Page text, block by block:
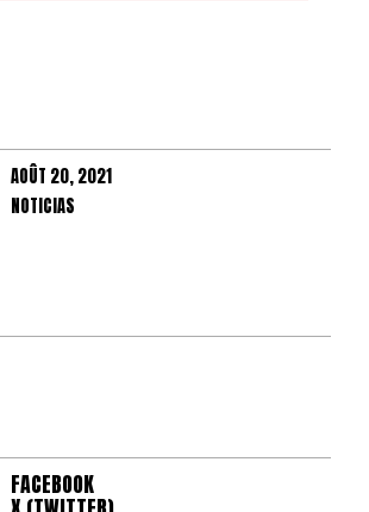
AOÛT 20, 2021
NOTICIAS
FACEBOOK